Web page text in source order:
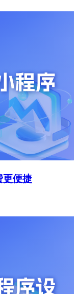
更便捷